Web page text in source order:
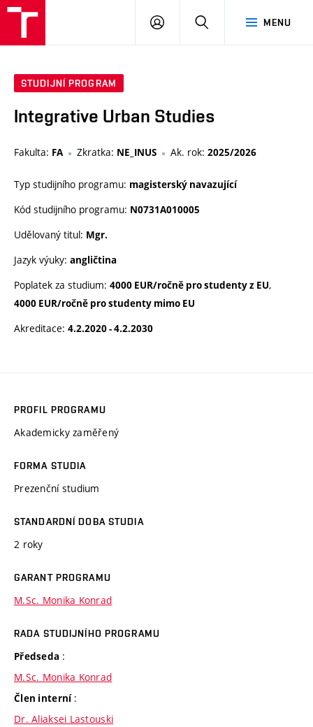
MENU
PŘIHLÁSIT
STUDIJNÍ PROGRAM
Integrative Urban Studies
Fakulta: FA Zkratka: NE_INUS Ak. rok: 2025/2026
Typ studijního programu: magisterský navazující
Kód studijního programu: N0731A010005
Udělovaný titul: Mgr.
Jazyk výuky: angličtina
Poplatek za studium: 4000 EUR/ročně pro studenty z EU,
4000 EUR/ročně pro studenty mimo EU
Akreditace: 4.2.2020 - 4.2.2030
PROFIL PROGRAMU
Akademicky zaměřený
FORMA STUDIA
Prezenční studium
STANDARDNÍ DOBA STUDIA
2 roky
GARANT PROGRAMU
M.Sc. Monika Konrad
RADA STUDIJNÍHO PROGRAMU
Předseda :
M.Sc. Monika Konrad
Člen interní :
Dr. Aliaksei Lastouski